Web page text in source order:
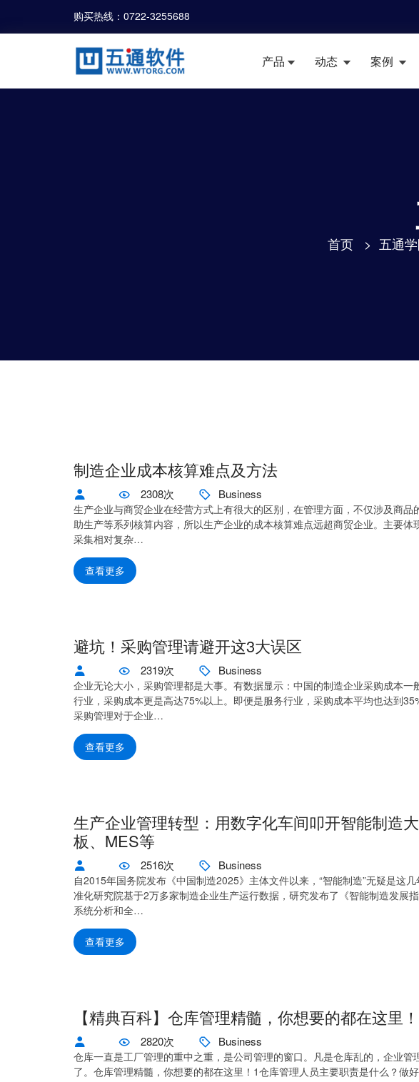
购买热线： 0722-3255688
产品 动态 案例
首页> 五通
制造企业成本核算难点及方法
2308次 Business
生产企业与商贸企业在经营方式上有很大的区别，在管理方面，不仅涉及商
助生产等系列核算内容，所以生产企业的成本核算难点远超商贸企业。主要
采集相对复杂…
查看更多
避坑！采购管理请避开这3大误区
2319次 Business
企业无论大小，采购管理都是大事。有数据显示：中国的制造企业采购成本
行业，采购成本更是高达75%以上。即便是服务行业，采购成本平均也达到
采购管理对于企业…
查看更多
生产企业管理转型：用数字化车间叩开智能制造
板、MES等
2516次 Business
自2015年国务院发布《中国制造2025》主体文件以来，“智能制造”无疑是这
准化研究院基于2万多家制造企业生产运行数据，研究发布了《智能制造发展
系统分析和全…
查看更多
【精典百科】仓库管理精髓，你想要的都在这里！
2820次 Business
仓库一直是工厂管理的重中之重，是公司管理的窗口。凡是仓库乱的，企业
了。仓库管理精髓，你想要的都在这里！1仓库管理人员主要职责是什么？做